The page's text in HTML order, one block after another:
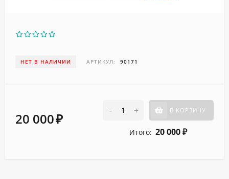
НЕТ В НАЛИЧИИ АРТИКУЛ: 90171
20 000₽
- + В КОРЗИНУ
Итого: 20 000 ₽